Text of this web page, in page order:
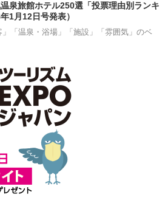
泉旅館ホテル250選「投票理由別ランキ
1月12日号発表）
」「温泉・浴場」「施設」「雰囲気」のベ